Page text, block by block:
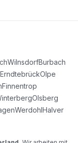
WilnsdorfBurbach
ErndtebrückOlpe
Finnentrop
Olsberg
Werdohl Halver